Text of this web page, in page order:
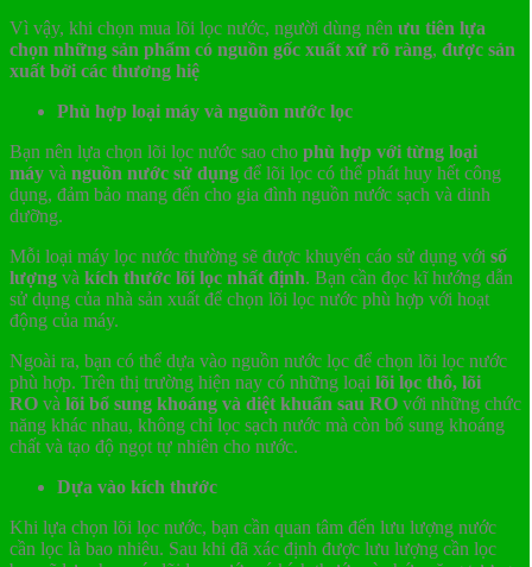
Vì vậy, khi chọn mua lõi lọc nước, người dùng nên ưu tiên lựa
chọn những sản phẩm có nguồn gốc xuất xứ rõ ràng, được sản
xuất bởi các thương hiệ
Phù hợp loại máy và nguồn nước lọc
Bạn nên lựa chọn lõi lọc nước sao cho phù hợp với từng loại
máy và nguồn nước sử dụng để lõi lọc có thể phát huy hết công
dụng, đảm bảo mang đến cho gia đình nguồn nước sạch và dinh
dưỡng.
Mỗi loại máy lọc nước thường sẽ được khuyến cáo sử dụng với số
lượng và kích thước lõi lọc nhất định. Bạn cần đọc kĩ hướng dẫn
sử dụng của nhà sản xuất để chọn lõi lọc nước phù hợp với hoạt
động của máy.
Ngoài ra, bạn có thể dựa vào nguồn nước lọc để chọn lõi lọc nước
phù hợp. Trên thị trường hiện nay có những loại lõi lọc thô, lõi
RO và lõi bổ sung khoáng và diệt khuẩn sau RO với những chức
năng khác nhau, không chỉ lọc sạch nước mà còn bổ sung khoáng
chất và tạo độ ngọt tự nhiên cho nước.
Dựa vào kích thước
Khi lựa chọn lõi lọc nước, bạn cần quan tâm đến lưu lượng nước
cần lọc là bao nhiêu. Sau khi đã xác định được lưu lượng cần lọc